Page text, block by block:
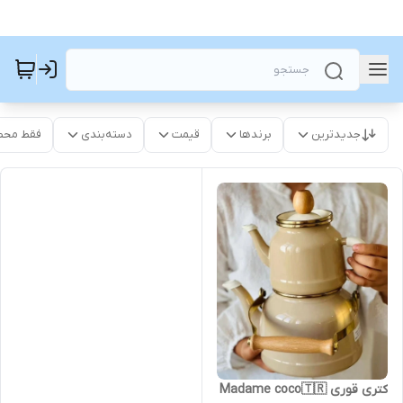
جدیدترین برندها قیمت دسته‌بندی فقط
کتری قوری Madame coco🇹🇷